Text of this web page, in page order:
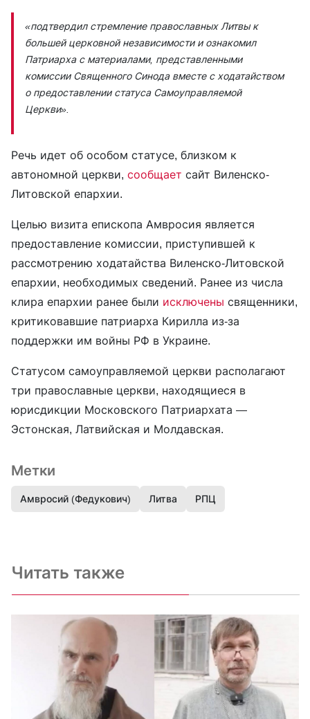
«подтвердил стремление православных Литвы к
большей церковной независимости и ознакомил
Патриарха с материалами, представленными
комиссии Священного Синода вместе с ходатайством
о предоставлении статуса Самоуправляемой
Церкви».
Речь идет об особом статусе, близком к
автономной церкви, сообщает сайт Виленско-
Литовской епархии.
Целью визита епископа Амвросия является
предоставление комиссии, приступившей к
рассмотрению ходатайства Виленско-Литовской
епархии, необходимых сведений. Ранее из числа
клира епархии ранее были исключены священники,
критиковавшие патриарха Кирилла из-за
поддержки им войны РФ в Украине.
Статусом самоуправляемой церкви располагают
три православные церкви, находящиеся в
юрисдикции Московского Патриархата —
Эстонская, Латвийская и Молдавская.
Метки
Амвросий (Федукович) Литва РПЦ
Читать также